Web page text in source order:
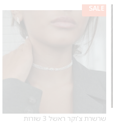
SALE
SALE
שרשרת צ'וקר ראשל 3 שורות